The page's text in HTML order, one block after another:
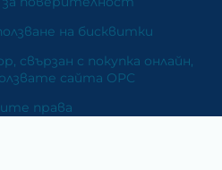
на бисквитки
свързан с покупка онлайн,
сайта ОРС
права